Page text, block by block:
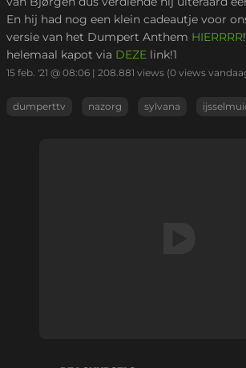
En hij had nog een klein cadeautje voor
versie van het Dumpert Anthem HIERRRR
helemaal kapot via DEZE link!1
15 feb. '21 @ 08:06 | 208.881 views (0 views
dumperttv nazorg sylvana